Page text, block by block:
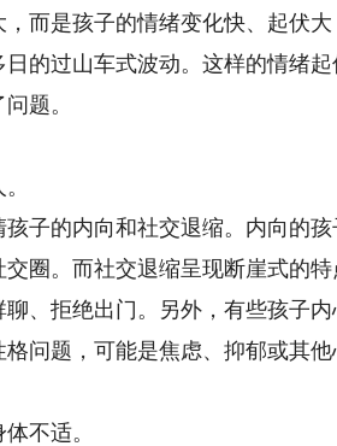
而是孩子的情绪变化快、起伏
的过山车式波动。这样的情绪
题。
的内向和社交退缩。内向的孩
圈。而社交退缩呈现断崖式的
聊、拒绝出门。另外，有些孩子
问题，可能是焦虑、抑郁或其他
不适。